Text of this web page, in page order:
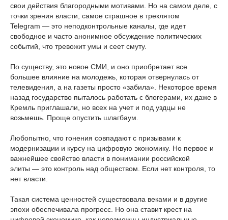
свои действия благородными мотивами. Но на самом деле, с
точки зрения власти, самое страшное в треклятом
Telegram — это неподконтрольные каналы, где идет
свободное и часто анонимное обсуждение политических
событий, что тревожит умы и сеет смуту.
По существу, это новое СМИ, и оно приобретает все
большее влияние на молодежь, которая отвернулась от
телевидения, а на газеты просто «забила». Некоторое время
назад государство пыталось работать с блогерами, их даже в
Кремль приглашали, но всех на учет и под уздцы не
возьмешь. Проще опустить шлагбаум.
Любопытно, что гонения совпадают с призывами к
модернизации и курсу на цифровую экономику. Но первое и
важнейшее свойство власти в понимании российской
элиты — это контроль над обществом. Если нет контроля, то
нет власти.
Такая система ценностей существовала веками и в другие
эпохи обеспечивала прогресс. Но она ставит крест на